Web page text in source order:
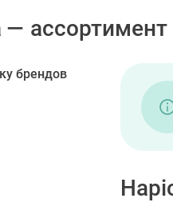
—
брендов